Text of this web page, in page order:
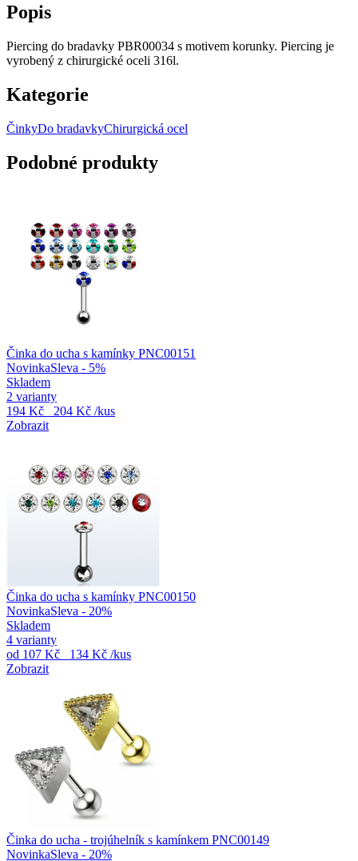
Popis
Piercing do bradavky PBR00034 s motivem korunky. Piercing je
vyrobený z chirurgické oceli 316l.
Kategorie
ČinkyDo bradavkyChirurgická ocel
Podobné produkty
Činka do ucha s kamínky PNC00151
NovinkaSleva - 5%
Skladem
2 varianty
194 Kč
204 Kč /kus
Zobrazit
Činka do ucha s kamínky PNC00150
NovinkaSleva - 20%
Skladem
4 varianty
od 107 Kč 134 Kč /kus
Zobrazit
Činka do ucha - trojúhelník s kamínkem PNC00149
NovinkaSleva - 20%